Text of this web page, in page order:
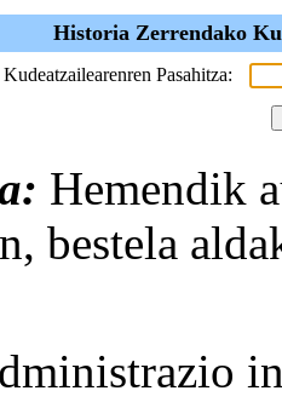
Historia Zerrendako
Kudeatzailearenren Pasahitza:
Hemendik
bestela